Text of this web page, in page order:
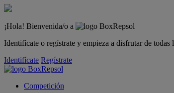
¡Hola! Bienvenida/o a
Identifícate o regístrate y empieza a disfrutar de
Identifícate Regístrate
Competición